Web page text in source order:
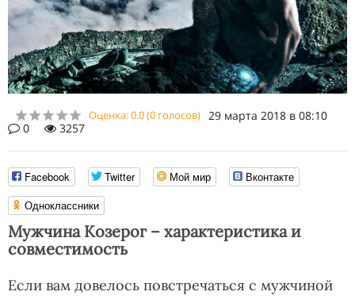
Оценка:0.0(0 голосов)
29 марта 2018 в 08:10
0
3257
Facebook Twitter Мой мир
Вконтакте
Одноклассники
Мужчина Козерог – характеристика и
совместимость
Если вам довелось повстречаться с мужчиной